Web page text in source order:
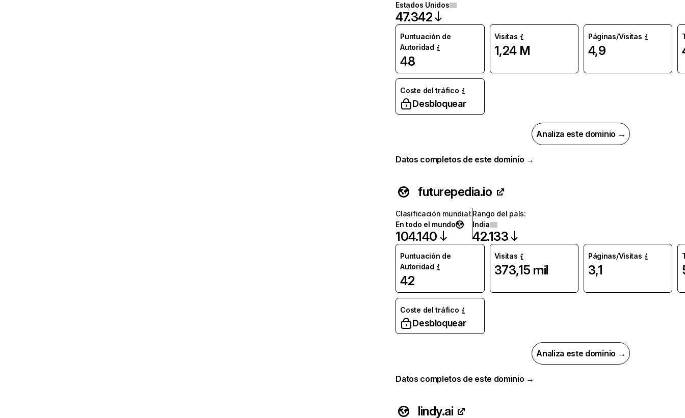
Estados Unidos
47.342
Puntuación de
Autoridad
48
Visitas
1,24 M
Páginas/Visitas
4,9
Coste del tráfico
Desbloquear
Analiza este dominio →
Datos completos de este dominio →
futurepedia.io
Clasificación mundial:
En todo el mundo
104.140
Rango del país:
India
42.133
Puntuación de
Autoridad
42
Visitas
373,15 mil
Páginas/Visitas
3,1
Coste del tráfico
Desbloquear
Analiza este dominio →
Datos completos de este dominio →
lindy.ai